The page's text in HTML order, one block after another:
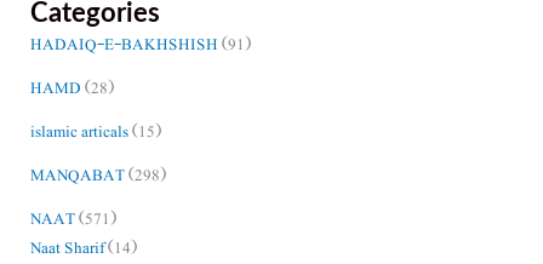
Categories
HADAIQ-E-BAKHSHISH(91)
HAMD(28)
islamic articals(15)
MANQABAT(298)
NAAT(571)
Naat Sharif(14)